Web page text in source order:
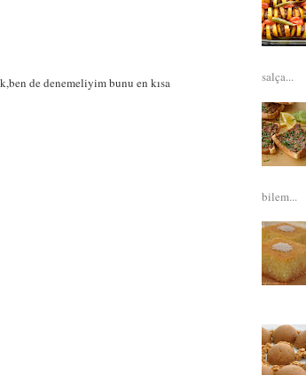
de denemeliyim bunu en kısa
salça...
bilem...